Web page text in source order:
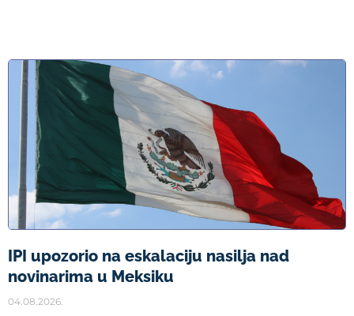
IPI upozorio na eskalaciju nasilja nad
novinarima u Meksiku
04.08.2026.